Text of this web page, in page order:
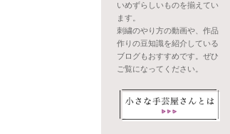
いめずらしいものを揃えてい
ます。
刺繍のやり方の動画や、作品
作りの豆知識を紹介している
ブログもおすすめです。ぜひ
ご覧になってください。